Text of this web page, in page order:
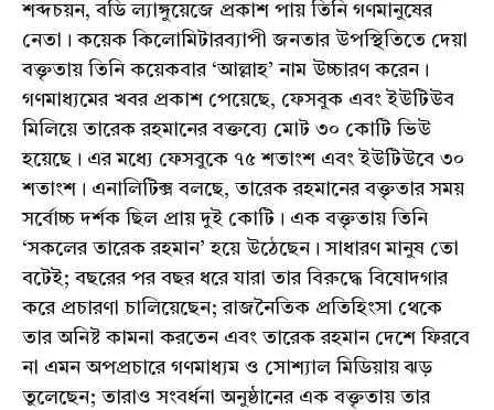
শব্দচয়ন, বডি ল্যাঙ্গুয়েজে প্রকাশ পায় তিনি গণমানুষের
নেতা। কয়েক কিলোমিটারব্যাপী জনতার উপস্থিতিতে দেয়া
বক্তৃতায় তিনি কয়েকবার ‘আল্লাহ’ নাম উচ্চারণ করেন।
গণমাধ্যমের খবর প্রকাশ পেয়েছে, ফেসবুক এবং ইউটিউব
মিলিয়ে তারেক রহমানের বক্তব্যে মোট ৩০ কোটি ভিউ
হয়েছে। এর মধ্যে ফেসবুকে ৭৫ শতাংশ এবং ইউটিউবে ৩০
শতাংশ। এনালিটিক্স বলছে, তারেক রহমানের বক্তৃতার সময়
সর্বোচ্চ দর্শক ছিল প্রায় দুই কোটি। এক বক্তৃতায় তিনি
‘সকলের তারেক রহমান’ হয়ে উঠেছেন। সাধারণ মানুষ তো
বটেই; বছরের পর বছর ধরে যারা তার বিরুদ্ধে বিষোদগার
করে প্রচারণা চালিয়েছেন; রাজনৈতিক প্রতিহিংসা থেকে
তার অনিষ্ট কামনা করতেন এবং তারেক রহমান দেশে ফিরবে
না এমন অপপ্রচারে গণমাধ্যম ও সোশ্যাল মিডিয়ায় ঝড়
তুলেছেন; তারাও সংবর্ধনা অনুষ্ঠানের এক বক্তৃতায় তার